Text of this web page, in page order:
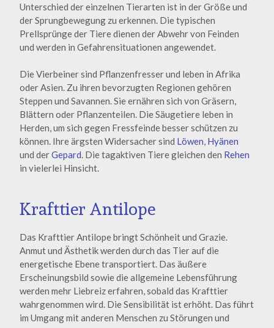
Unterschied der einzelnen Tierarten ist in der Größe und
der Sprungbewegung zu erkennen. Die typischen
Prellsprünge der Tiere dienen der Abwehr von Feinden
und werden in Gefahrensituationen angewendet.
Die Vierbeiner sind Pflanzenfresser und leben in Afrika
oder Asien. Zu ihren bevorzugten Regionen gehören
Steppen und Savannen. Sie ernähren sich von Gräsern,
Blättern oder Pflanzenteilen. Die Säugetiere leben in
Herden, um sich gegen Fressfeinde besser schützen zu
können. Ihre ärgsten Widersacher sind Löwen, Hyänen
und derGepard. Die tagaktiven Tiere gleichen den Rehen
in vielerlei Hinsicht.
Krafttier Antilope
Das Krafttier Antilope bringt Schönheit und Grazie.
Anmut und Ästhetik werden durch das Tier auf die
energetische Ebene transportiert. Das äußere
Erscheinungsbild sowie die allgemeine Lebensführung
werden mehr Liebreiz erfahren, sobald das Krafttier
wahrgenommen wird. Die Sensibilität ist erhöht. Das führt
im Umgang mit anderen Menschen zu Störungen und